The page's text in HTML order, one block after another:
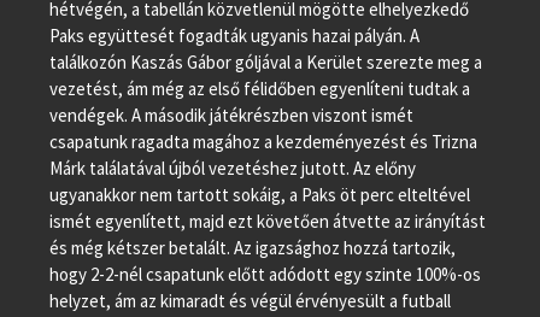
hétvégén, a tabellán közvetlenül mögötte elhelyezkedő
Paks együttesét fogadták ugyanis hazai pályán. A
találkozón Kaszás Gábor góljával a Kerület szerezte meg a
vezetést, ám még az első félidőben egyenlíteni tudtak a
vendégek. A második játékrészben viszont ismét
csapatunk ragadta magához a kezdeményezést és Trizna
Márk találatával újból vezetéshez jutott. Az előny
ugyanakkor nem tartott sokáig, a Paks öt perc elteltével
ismét egyenlített, majd ezt követően átvette az irányítást
és még kétszer betalált. Az igazsághoz hozzá tartozik,
hogy 2-2-nél csapatunk előtt adódott egy szinte 100%-os
helyzet, ám az kimaradt és végül érvényesült a futball